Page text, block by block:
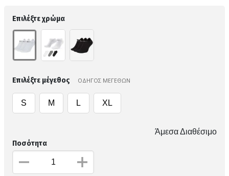
Επιλέξτε χρώμα
Επιλέξτε μέγεθος ΟΔΗΓΟΣ ΜΕΓΕΘΩΝ
S M L XL
Άμεσα Διαθέσιμο
Ποσότητα